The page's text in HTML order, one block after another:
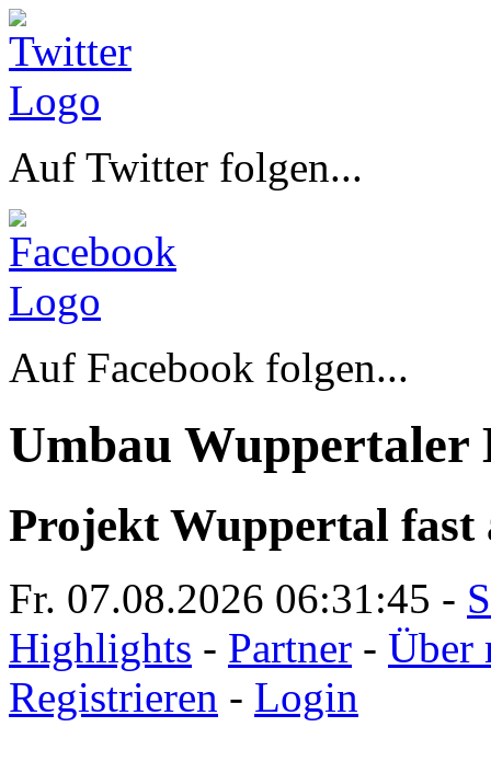
Auf Twitter folgen...
Auf Facebook folgen...
Umbau Wuppertaler
Projekt Wuppertal fast
Fr. 07.08.2026 06:31:45 -
Highlights - Partner - Über
Registrieren - Login